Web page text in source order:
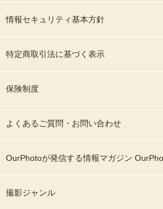
情報セキュリティ基本方針
特定商取引法に基づく表示
保険制度
よくあるご質問・お問い合わせ
OurPhotoが発信する情報マガジン
撮影ジャンル